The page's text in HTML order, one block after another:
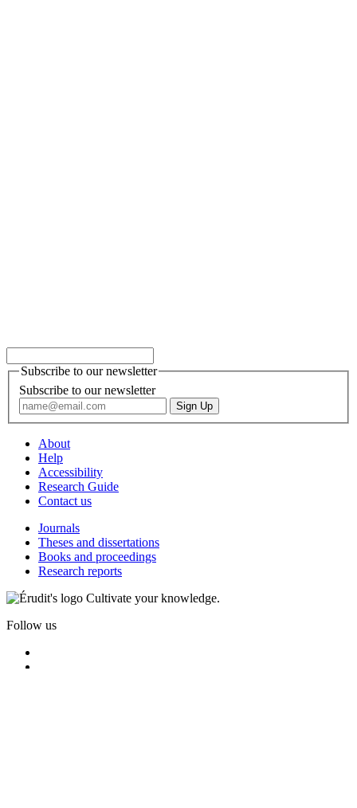
Subscribe to our newsletter
Subscribe to our newsletter
About
Help
Accessibility
Research Guide
Contact us
Journals
Theses and dissertations
Books and proceedings
Research reports
Cultivate your knowledge.
Follow us